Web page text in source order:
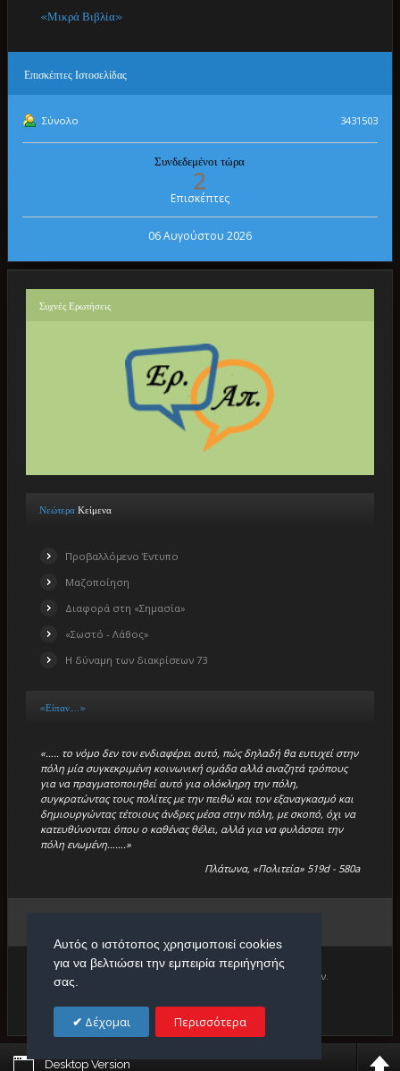
«Μικρά Βιβλία»
Επισκέπτες Ιστοσελίδας
Σύνολο 3431503
Συνδεδεμένοι τώρα
2
Επισκέπτες
06 Αυγούστου 2026
Συχνές Ερωτήσεις
Νεώτερα Κείμενα
Προβαλλόμενο Έντυπο
Μαζοποίηση
Διαφορά στη «Σημασία»
«Σωστό - Λάθος»
Η δύναμη των διακρίσεων 73
«Είπαν…..»
«….. το νόμο δεν τον ενδιαφέρει αυτό, πώς δηλαδή θα ευτυχεί στην
πόλη μία συγκεκριμένη κοινωνική ομάδα αλλά αναζητά τρόπους
για να πραγματοποιηθεί αυτό για ολόκληρη την πόλη,
συγκρατώντας τους πολίτες με την πειθώ και τον εξαναγκασμό και
δημιουργώντας τέτοιους άνδρες μέσα στην πόλη, με σκοπό, όχι να
κατευθύνονται όπου ο καθένας θέλει, αλλά για να φυλάσσει την
πόλη ενωμένη…….»
Πλάτωνα, «Πολιτεία» 519d - 580a
Copyright © 2026. Πρότυπο Κέντρο Φιλολογικών Μαθημάτων.
Desktop Version
Αυτός ο ιστότοπος χρησιμοποιεί cookies
για να βελτιώσει την εμπειρία περιήγησής
σας.
Δέχομαι Περισσότερα